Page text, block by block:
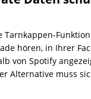
Tarnkappen-
hören, in Ihrer
von Spotify
Alternative muss